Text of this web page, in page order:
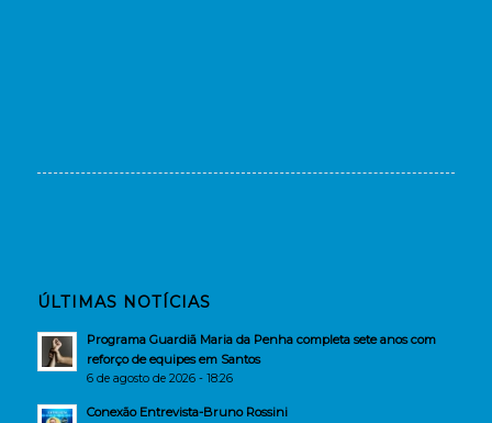
ÚLTIMAS NOTÍCIAS
Programa Guardiã Maria da Penha completa sete anos com
reforço de equipes em Santos
6 de agosto de 2026 - 18:26
Conexão Entrevista-Bruno Rossini